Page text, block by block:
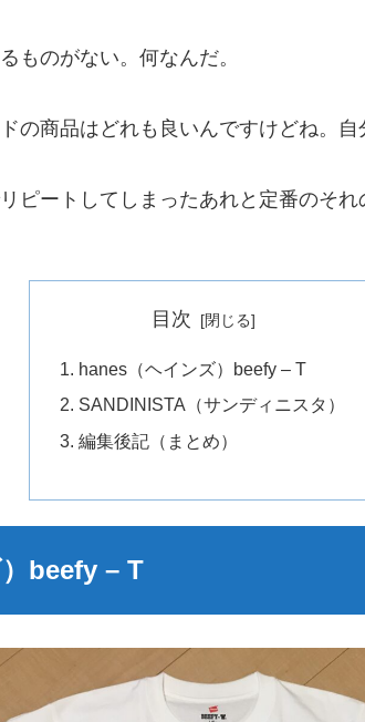
ものがない。何なんだ。
の商品はどれも良いんですけどね。自
ピートしてしまったあれと定番のそ
目次
hanes（ヘインズ）beefy – T
SANDINISTA（サンディニスタ）
編集後記（まとめ）
beefy – T